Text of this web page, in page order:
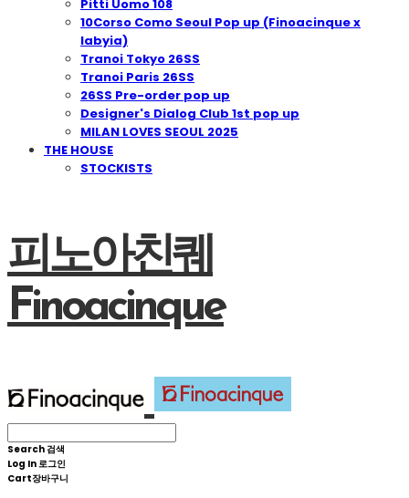
Pitti Uomo 108
10Corso Como Seoul Pop up (Finoacinque x
Iabyia)
Tranoi Tokyo 26SS
Tranoi Paris 26SS
26SS Pre-order pop up
Designer's Dialog Club 1st pop up
MILAN LOVES SEOUL 2025
THE HOUSE
STOCKISTS
피노아친퀘
Finoacinque
Search검색
Log In로그인
Cart장바구니